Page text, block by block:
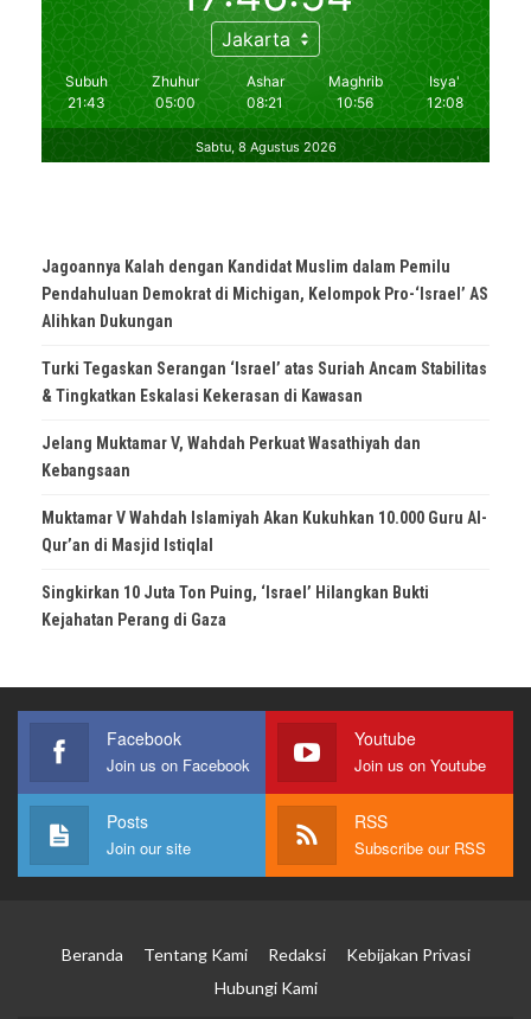
Jagoannya Kalah dengan Kandidat Muslim dalam Pemilu
Pendahuluan Demokrat di Michigan, Kelompok Pro-‘Israel’ AS
Alihkan Dukungan
Turki Tegaskan Serangan ‘Israel’ atas Suriah Ancam Stabilitas
& Tingkatkan Eskalasi Kekerasan di Kawasan
Jelang Muktamar V, Wahdah Perkuat Wasathiyah dan
Kebangsaan
Muktamar V Wahdah Islamiyah Akan Kukuhkan 10.000 Guru Al-
Qur’an di Masjid Istiqlal
Singkirkan 10 Juta Ton Puing, ‘Israel’ Hilangkan Bukti
Kejahatan Perang di Gaza
Facebook
Join us on Facebook
Youtube
Join us on Youtube
Posts
Join our site
RSS
Subscribe our RSS
Beranda Tentang Kami Redaksi
Kebijakan Privasi
Hubungi Kami